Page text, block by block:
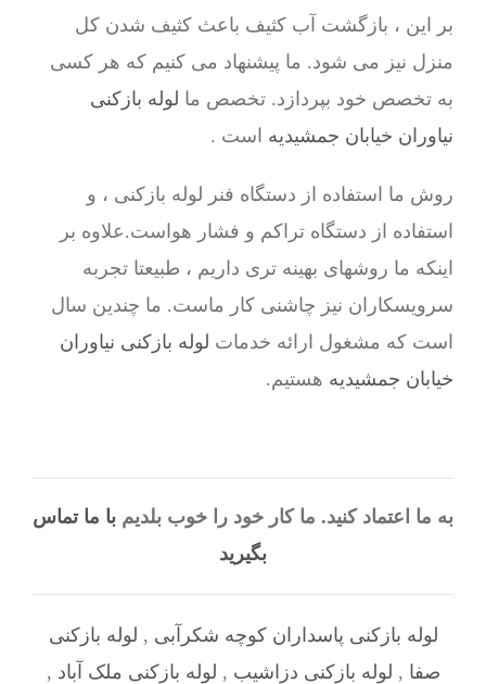
بر این ، بازگشت آب کثیف باعث کثیف شدن کل
منزل نیز می شود. ما پیشنهاد می کنیم که هر کسی
به تخصص خود بپردازد. تخصص ما لوله بازکنی
نیاوران خیابان جمشیدیه است .
روش ما استفاده از دستگاه فنر لوله بازکنی ، و
استفاده از دستگاه تراکم و فشار هواست.علاوه بر
اینکه ما روشهای بهینه تری داریم ، طبیعتا تجربه
سرویسکاران نیز چاشنی کار ماست. ما چندین سال
است که مشغول ارائه خدمات لوله بازکنی نیاوران
خیابان جمشیدیه هستیم.
به ما اعتماد کنید. ما کار خود را خوب بلدیم با ما تماس
بگیرید
لوله بازکنی پاسداران کوچه شکرآبی , لوله بازکنی
صفا , لوله بازکنی دزاشیب , لوله بازکنی ملک آباد ,